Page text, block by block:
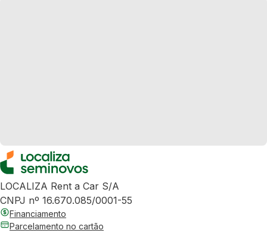
LOCALIZA Rent a Car S/A
CNPJ nº 16.670.085/0001-55
Financiamento
Parcelamento no cartão